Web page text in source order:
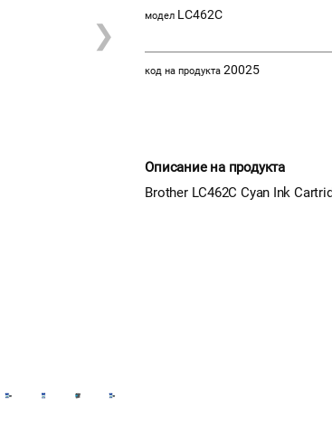
❯
модел LC462C
код на продукта 20025
Описание на продукта
Brother LC462C Cyan Ink